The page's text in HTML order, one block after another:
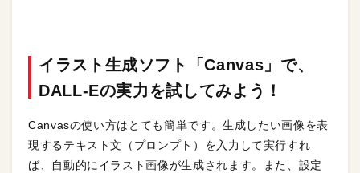
イラスト生成ソフト「Canvas」で、
DALL-Eの実力を試してみよう！
Canvasの使い方はとても簡単です。生成したい画像を表
現するテキスト文（プロンプト）を入力して実行すれ
ば、自動的にイラスト画像が生成されます。また、設定